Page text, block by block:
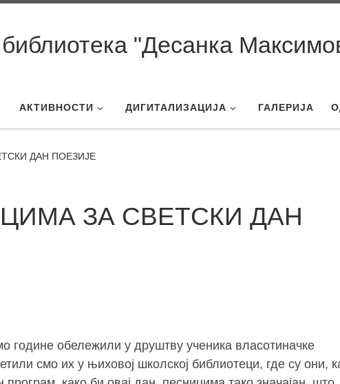
"Десанка
АКТИВНОСТИ ДИГИТАЛИЗАЦИЈА ГАЛЕРИЈА
ДАН ПОЕЗИЈЕ
ЗА СВЕТСКИ ДАН
године обележили у друштву ученика власотиначке
смо их у њиховој школској библиотеци, где су они,